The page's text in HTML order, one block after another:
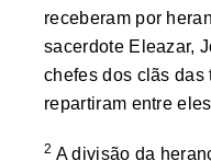
receberam por
sacerdote Eleazar,
chefes dos clãs
repartiram entre
2 A divisão da